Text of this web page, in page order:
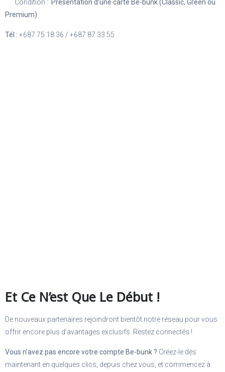
Condition : Présentation d’une carte Be-bunk (Classic, Green ou
Premium)
Tél : +687 75 18 36 / +687 87 33 55
Et Ce N’est Que Le Début !
De nouveaux partenaires rejoindront bientôt notre réseau pour vous
offrir encore plus d’avantages exclusifs. Restez connectés !
Vous n’avez pas encore votre compte Be-bunk ? Créez-le dès
maintenant en quelques clics, depuis chez vous, et commencez à